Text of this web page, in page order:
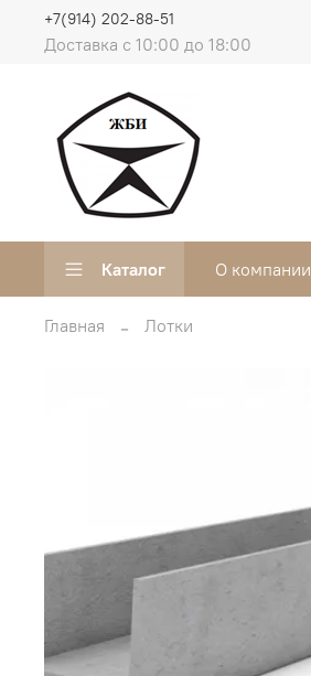
Доставка с 10:00 до 18:00
+7(914) 202-88-51
Каталог О компании
Главная Лотки